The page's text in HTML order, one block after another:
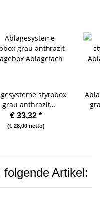
styrobox
grau anthrazit
Ablagefach
€ 33,32 *
(€ 28,00 netto)
Artikel: